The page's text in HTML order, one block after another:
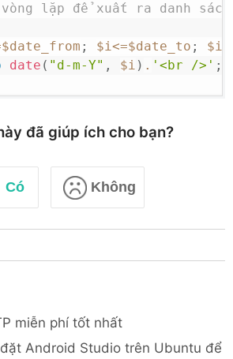
lặp để xuất ra danh
$date_from ; $i<=$date_to ; $i
date ( "d-m-Y" , $i ) . '<br />' ;
đã giúp ích cho bạn?
Có Không
miễn phí tốt nhất
Android Studio trên Ubuntu để